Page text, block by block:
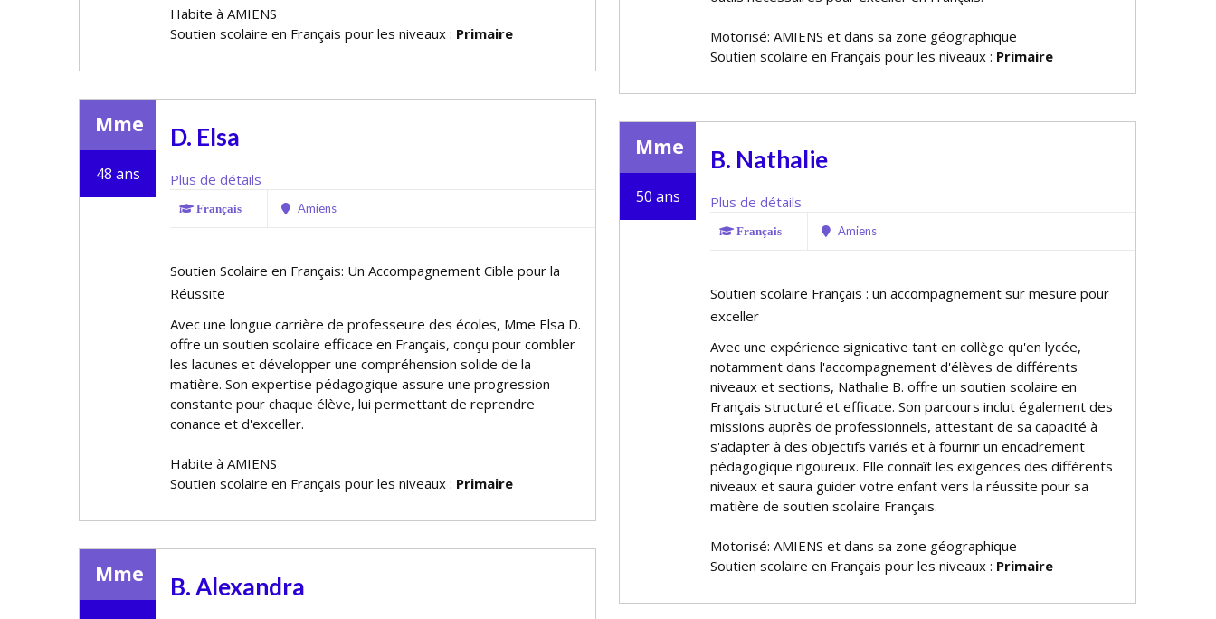
Habite à AMIENS
Soutien scolaire en Français pour les niveaux : Primaire
Motorisé: AMIENS et dans sa zone géographique
Soutien scolaire en Français pour les niveaux : Primaire
Mme
48 ans
D. Elsa
Plus de détails
Français Amiens
Soutien Scolaire en Français: Un Accompagnement Cible pour la
Réussite
Avec une longue carrière de professeure des écoles, Mme Elsa D.
offre un soutien scolaire efficace en Français, conçu pour combler
les lacunes et développer une compréhension solide de la
matière. Son expertise pédagogique assure une progression
constante pour chaque élève, lui permettant de reprendre
confiance et d'exceller.
Habite à AMIENS
Soutien scolaire en Français pour les niveaux : Primaire
Mme
50 ans
B. Nathalie
Plus de détails
Français Amiens
Soutien scolaire Français : un accompagnement sur mesure pour
exceller
Avec une expérience significative tant en collège qu'en lycée,
notamment dans l'accompagnement d'élèves de différents
niveaux et sections, Nathalie B. offre un soutien scolaire en
Français structuré et efficace. Son parcours inclut également des
missions auprès de professionnels, attestant de sa capacité à
s'adapter à des objectifs variés et à fournir un encadrement
pédagogique rigoureux. Elle connaît les exigences des différents
niveaux et saura guider votre enfant vers la réussite pour sa
matière de soutien scolaire Français.
Motorisé: AMIENS et dans sa zone géographique
Soutien scolaire en Français pour les niveaux : Primaire
Mme B. Alexandra